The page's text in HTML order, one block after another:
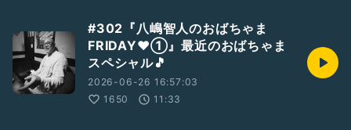
#302『八嶋智人のおばちゃま
FRIDAY❤️①』最近のおばちゃま
スペシャル🎵
2026-06-26 16:57:03
1650
11:33